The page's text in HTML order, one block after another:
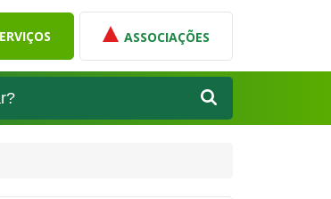
ASSOCIAÇÕES